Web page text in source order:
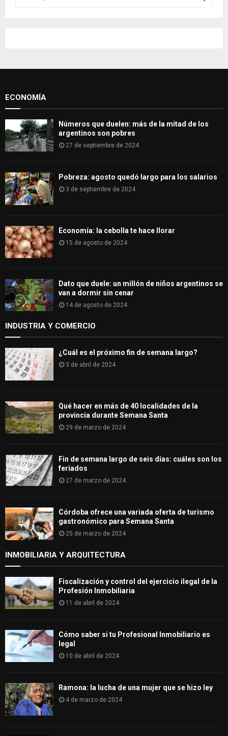
o
H
ECONOMÍA
Números que duelen: más de la mitad de los
argentinos son pobres
27 de septiembre de 2024
Pobreza: agosto quedó largo para los salarios
3 de septiembre de 2024
Economía: la cebolla te hace llorar
15 de agosto de 2024
Dato que duele: un millón de niños argentinos se
van a dormir sin cenar
14 de agosto de 2024
INDUSTRIA Y COMERCIO
¿Cuál es el próximo fin de semana largo?
3 de abril de 2024
Qué hacer en más de 40 localidades de la
provincia durante Semana Santa
29 de marzo de 2024
Fin de semana largo de seis días: cuáles son los
feriados
27 de marzo de 2024
Córdoba ofrece una variada oferta de turismo
gastronómico para Semana Santa
25 de marzo de 2024
INMOBILIARIA Y ARQUITECTURA
Fiscalización y control del ejercicio ilegal de la
Profesión Inmobiliaria
11 de abril de 2024
Cómo saber si tu Profesional Inmobiliario es
legal
10 de abril de 2024
Ramona: la lucha de una mujer que se hizo ley
4 de marzo de 2024